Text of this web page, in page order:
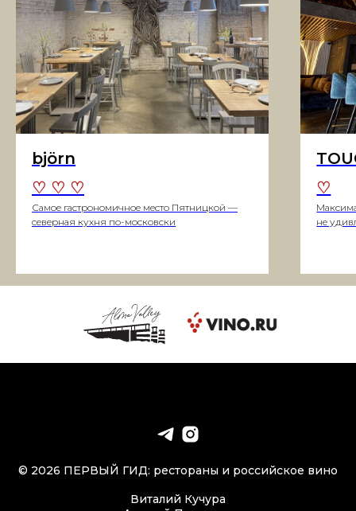
björn
♡ ♡ ♡
Самое гастрономичное место Пятницкой —
северная кухня по-московски
♡
не
© 2026 ПЕРВЫЙ ГИД: рестораны и российское вино
Виталий Кучура